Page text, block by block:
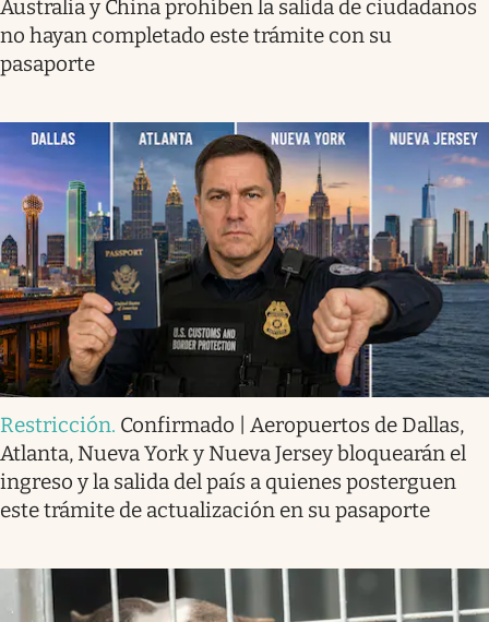
Australia y China prohíben la salida de ciudadanos
no hayan completado este trámite con su
pasaporte
Restricción. Confirmado | Aeropuertos de Dallas,
Atlanta, Nueva York y Nueva Jersey bloquearán el
ingreso y la salida del país a quienes posterguen
este trámite de actualización en su pasaporte